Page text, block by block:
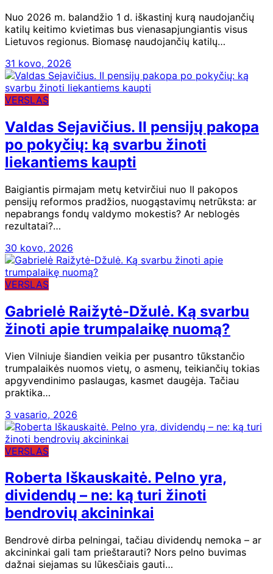
Nuo 2026 m. balandžio 1 d. iškastinį kurą naudojančių
katilų keitimo kvietimas bus vienasapjungiantis visus
Lietuvos regionus. Biomasę naudojančių katilų…
31 kovo, 2026
VERSLAS
Valdas Sejavičius. II pensijų pakopa
po pokyčių: ką svarbu žinoti
liekantiems kaupti
Baigiantis pirmajam metų ketvirčiui nuo II pakopos
pensijų reformos pradžios, nuogąstavimų netrūksta: ar
nepabrangs fondų valdymo mokestis? Ar neblogės
rezultatai?…
30 kovo, 2026
VERSLAS
Gabrielė Raižytė-Džulė. Ką svarbu
žinoti apie trumpalaikę nuomą?
Vien Vilniuje šiandien veikia per pusantro tūkstančio
trumpalaikės nuomos vietų, o asmenų, teikiančių tokias
apgyvendinimo paslaugas, kasmet daugėja. Tačiau
praktika…
3 vasario, 2026
VERSLAS
Roberta Iškauskaitė. Pelno yra,
dividendų – ne: ką turi žinoti
bendrovių akcininkai
Bendrovė dirba pelningai, tačiau dividendų nemoka – ar
akcininkai gali tam prieštarauti? Nors pelno buvimas
dažnai siejamas su lūkesčiais gauti…